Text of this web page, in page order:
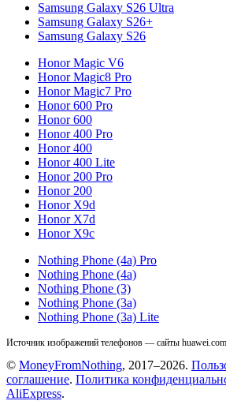
Samsung Galaxy S26 Ultra
Samsung Galaxy S26+
Samsung Galaxy S26
Honor Magic V6
Honor Magic8 Pro
Honor Magic7 Pro
Honor 600 Pro
Honor 600
Honor 400 Pro
Honor 400
Honor 400 Lite
Honor 200 Pro
Honor 200
Honor X9d
Honor X7d
Honor X9c
Nothing Phone (4a) Pro
Nothing Phone (4a)
Nothing Phone (3)
Nothing Phone (3a)
Nothing Phone (3a) Lite
Источник изображений телефонов — сайты
© MoneyFromNothing, 2017–2026.
соглашение. Политика
AliExpress.